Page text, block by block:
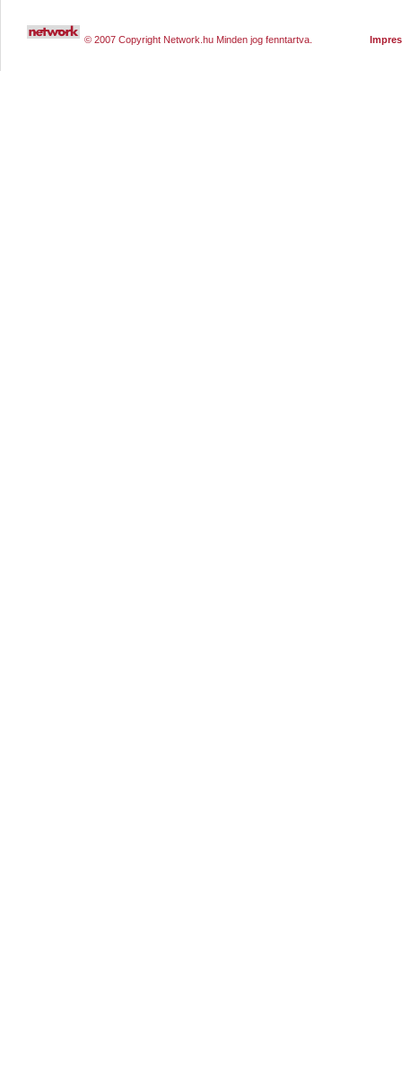
© 2007 Copyright Network.hu Minden jog fenntartva.